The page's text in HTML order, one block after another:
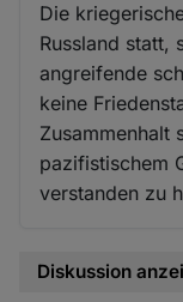
Die
Russland statt,
angreifende
keine
Zusammenhalt
pazifistischem
verstanden zu
Diskussion